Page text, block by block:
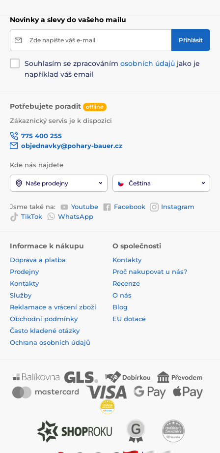
Novinky a slevy do vašeho mailu
Zde napište váš e-mail Přihlásit
Souhlasím se zpracováním osobních údajů jako je
například váš email
Potřebujete poradit offline
Zákaznický servis je k dispozici
775 400 255
objednavky@pohary-bauer.cz
Kde nás najdete
Naše prodejny Čeština
Jsme také na: Youtube Facebook
Instagram
TikTok
WhatsApp
Informace k nákupu
Doprava a platba
Prodejny
Kontakty
Služby
Reklamace a vrácení zboží
Obchodní podmínky
Často kladené otázky
Ochrana osobních údajů
O společnosti
Kontakty
Proč nakupovat u nás?
Recenze
O nás
Blog
EU dotace